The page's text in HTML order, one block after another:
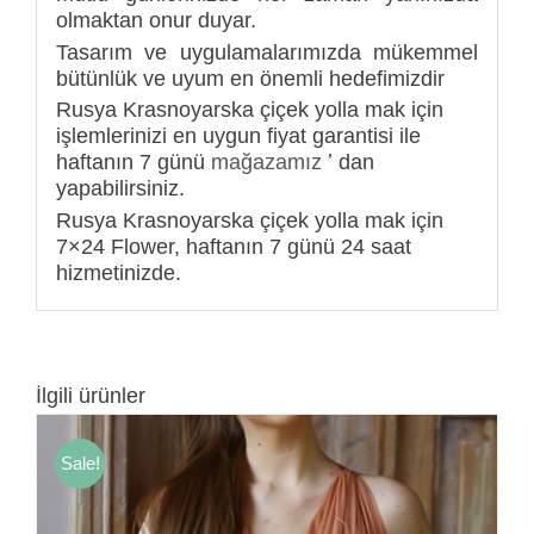
olmaktan onur duyar.
Tasarım ve uygulamalarımızda mükemmel
bütünlük ve uyum en önemli hedefimizdir
Rusya Krasnoyarska çiçek yolla mak için
işlemlerinizi en uygun fiyat garantisi ile
haftanın 7 günü mağazamız ʼ dan
yapabilirsiniz.
Rusya Krasnoyarska çiçek yolla mak için
7×24 Flower, haftanın 7 günü 24 saat
hizmetinizde.
İlgili ürünler
Sale!